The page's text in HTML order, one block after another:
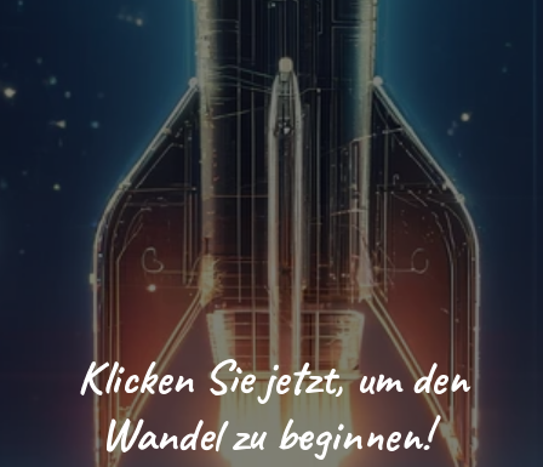
Klicken Sie jetzt, um den
Wandel zu beginnen!